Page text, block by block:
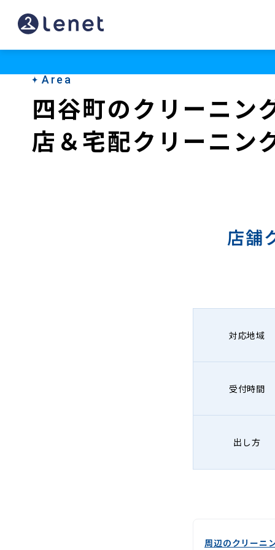
四
谷
Area
四谷町のクリーニン
店＆宅配クリーニン
店舗
対応地域
受付時間
出し方
周辺のクリーニ